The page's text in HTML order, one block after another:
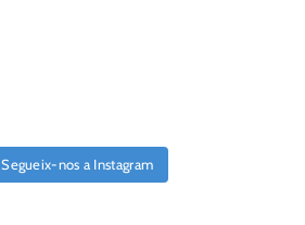
Segueix-nos a Instagram